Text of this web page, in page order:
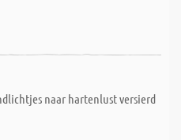
naar hartenlust versierd